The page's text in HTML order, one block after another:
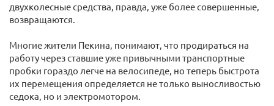
двухколесные средства, правда, уже более совершенные,
возвращаются.
Многие жители Пекина, понимают, что продираться на
работу через ставшие уже привычными транспортные
пробки гораздо легче на велосипеде, но теперь быстрота
их перемещения определяется не только выносливостью
седока, но и электромотором.